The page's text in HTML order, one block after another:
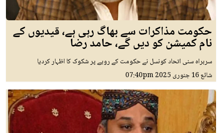
حکومت مذاکرات سے بھاگ رہی ہے، قیدیوں کے
نام کمیشن کو دیں گے، حامد رضا
سربراہ سنی اتحاد کونسل نے حکومت کے رویے پر شکوک کا اظہار کردیا
شائع16 جنوری 2025 07:40pm